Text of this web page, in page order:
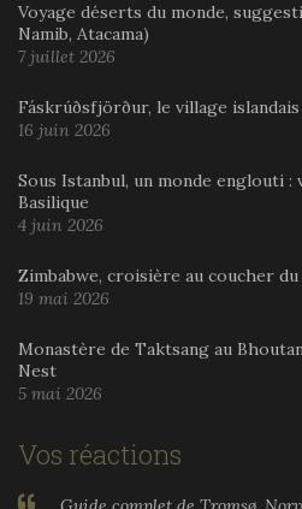
Voyage déserts du monde,
Namib, Atacama)
7 juillet 2026
Fáskrúðsfjörður, le village
16 juin 2026
Sous Istanbul, un monde englouti :
Basilique
4 juin 2026
Zimbabwe, croisière au coucher
19 mai 2026
Monastère de Taktsang au
Nest
5 mai 2026
Vos réactions